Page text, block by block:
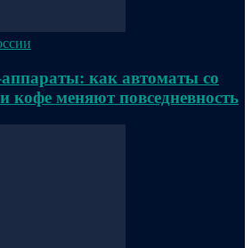
как автоматы со
кофе меняют повседневность